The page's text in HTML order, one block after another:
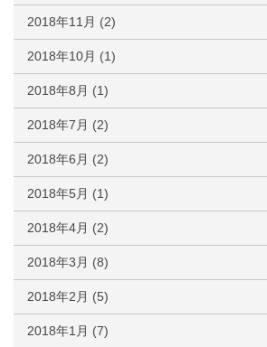
2018年11月 (2)
2018年10月 (1)
2018年8月 (1)
2018年7月 (2)
2018年6月 (2)
2018年5月 (1)
2018年4月 (2)
2018年3月 (8)
2018年2月 (5)
2018年1月 (7)